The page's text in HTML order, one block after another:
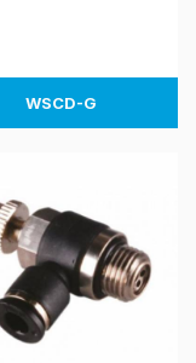
WSCD-G